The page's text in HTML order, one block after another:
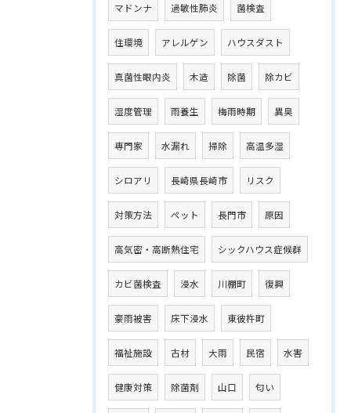
マドンナ 過敏性肺炎 菌検査
住環境 アレルゲン ハウスダスト
真菌性眼内炎 木造 除菌 除カビ
湿度管理 雨養生 梅雨時期 異臭
専門家 水漏れ 掃除 高温多湿
シロアリ 長崎県長崎市 リスク
対策方法 ペット 長門市 原因
高気密・高断熱住宅 シックハウス症候群
カビ菌検査 浸水 川棚町 復興
豪雨被害 床下浸水 東彼杵町
福祉施設 古材 大雨 民宿 水害
健康対策 除菌剤 山口 匂い